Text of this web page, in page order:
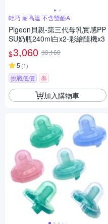
輕巧 耐高溫 不含雙酚A
Pigeon貝親-第三代母乳實感PP
SU奶瓶240ml白x2-彩繪隨機x3
$3,060 $3,160
5 (1)
挑戰低價 券
加入購物車